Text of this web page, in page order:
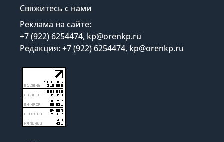
Свяжитесь с нами
Реклама на сайте:
+7 (922) 6254474, kp@orenkp.ru
Редакция: +7 (922) 6254474, kp@orenkp.ru